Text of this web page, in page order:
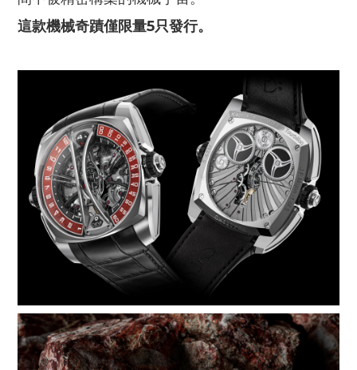
這款機械奇蹟僅限量5只發行。